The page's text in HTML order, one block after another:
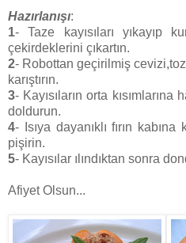
Hazırlanışı:
1- Taze kayısıları yıkayıp
çekirdeklerini çıkartın.
2- Robottan geçirilmiş
karıştırın.
3- Kayısıların orta kısımlarına
doldurun.
4- Isıya dayanıklı fırın
pişirin.
5- Kayısılar ılındıktan sonra
Afiyet Olsun...